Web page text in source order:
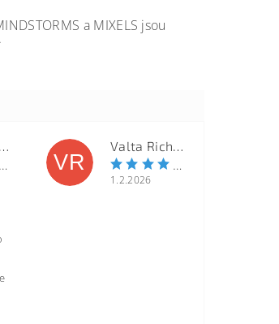
a MIXELS jsou
Jitka Královcová
VR
Valta Richard
1.2.2026